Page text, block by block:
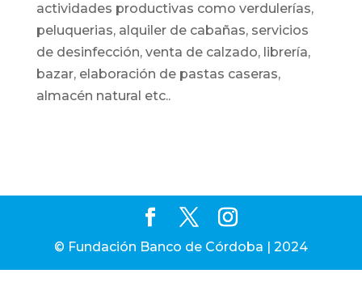
actividades productivas como verdulerías,
peluquerias, alquiler de cabañas, servicios
de desinfección, venta de calzado, librería,
bazar, elaboración de pastas caseras,
almacén natural etc..
© Fundación Banco de Córdoba | 2024